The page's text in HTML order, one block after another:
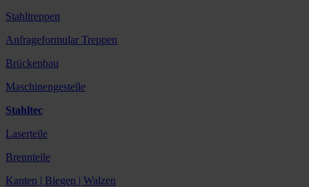
Stahltreppen
Anfrageformular Treppen
Brückenbau
Maschinengestelle
Stahltec
Laserteile
Brennteile
Kanten | Biegen | Walzen